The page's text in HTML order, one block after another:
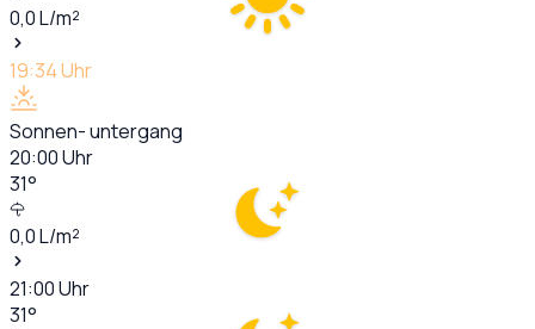
0,0L/m²
19:34Uhr
Sonnen- untergang
20:00Uhr
31°
0,0L/m²
21:00Uhr
31°